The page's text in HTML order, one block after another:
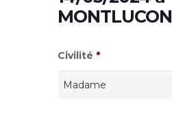
MONTLUCON
Civilité *